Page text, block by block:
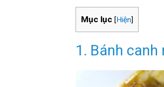
Mục lục [Hiện]
1. Bánh canh